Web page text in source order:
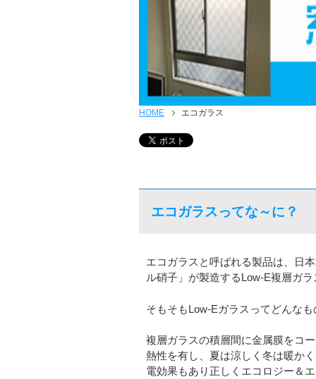
HOME エコガラス
エコガラスってな～に？
エコガラスと呼ばれる製品は、日
ル硝子」が製造するLow-E複層ガ
そもそもLow-Eガラスってどんなも
複層ガラスの積層間に金属膜をコ
熱性を有し、夏は涼しく冬は暖か
電効果もあり正しくエコロジー＆